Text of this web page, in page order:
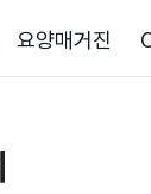
요양매거진